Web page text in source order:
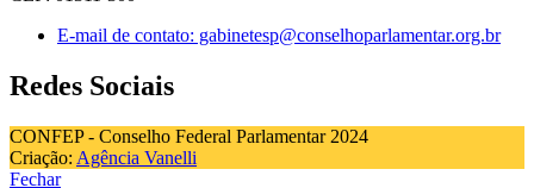
E-mail de contato: gabinetesp@conselhoparlamentar.org.br
Redes Sociais
CONFEP - Conselho Federal Parlamentar 2024
Criação: Agência Vanelli
Fechar